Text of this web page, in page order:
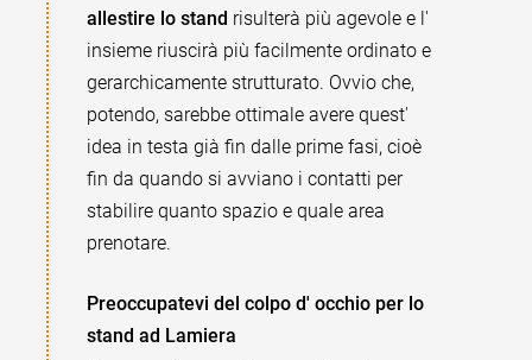
allestire lo stand risulterà più agevole e l'
insieme riuscirà più facilmente ordinato e
gerarchicamente strutturato. Ovvio che,
potendo, sarebbe ottimale avere quest'
idea in testa già fin dalle prime fasi, cioè
fin da quando si avviano i contatti per
stabilire quanto spazio e quale area
prenotare.
Preoccupatevi del colpo d' occhio per lo
stand ad Lamiera